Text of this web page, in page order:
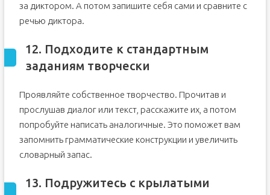
за диктором. А потом запишите себя сами и сравните с
речью диктора.
12. Подходите к стандартным
заданиям творчески
Проявляйте собственное творчество. Прочитав и
прослушав диалог или текст, расскажите их, а потом
попробуйте написать аналогичные. Это поможет вам
запомнить грамматические конструкции и увеличить
словарный запас.
13. Подружитесь с крылатыми